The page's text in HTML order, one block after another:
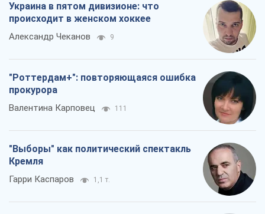
Украина в пятом дивизионе: что
происходит в женском хоккее
Александр Чеканов 9
"Роттердам+": повторяющаяся ошибка
прокурора
Валентина Карповец 111
"Выборы" как политический спектакль
Кремля
Гарри Каспаров 1,1 т.